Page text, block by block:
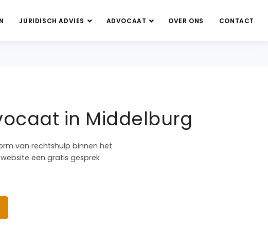
JURIDISCH ADVIES ADVOCAAT OVER ONS CONTACT
in Middelburg
van rechtshulp binnen het
een gratis gesprek